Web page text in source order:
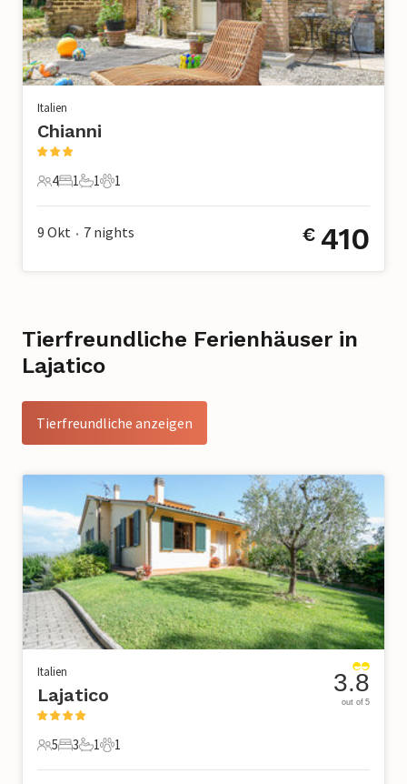
Italien
Chianni
4 Gäste
4
1 Schlafzimmer
1
1 Badezimmer
1
1 Haustier
1
9 Okt • 7 nights € 410
Tierfreundliche Ferienhäuser in
Lajatico
Tierfreundliche anzeigen
Italien
Lajatico
5 Gäste
5
3 Schlafzimmer
3
1 Badezimmer
1
1 Haustier
1
3.8
out of 5